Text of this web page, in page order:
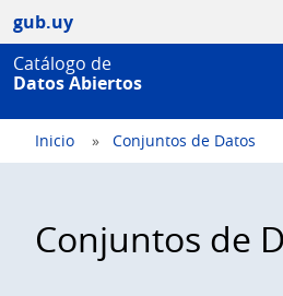
gub.uy
Catálogo de
Datos Abiertos
Inicio Conjuntos de Datos
Conjuntos de